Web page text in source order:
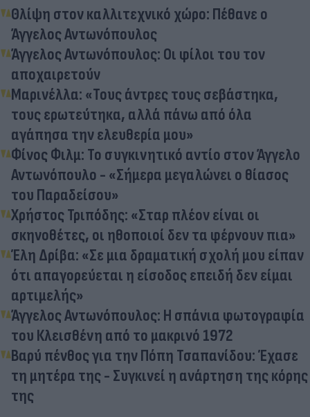
Θλίψη στον καλλιτεχνικό χώρο: Πέθανε ο
Άγγελος Αντωνόπουλος
Άγγελος Αντωνόπουλος: Οι φίλοι του τον
αποχαιρετούν
Μαρινέλλα: «Τους άντρες τους σεβάστηκα,
τους ερωτεύτηκα, αλλά πάνω από όλα
αγάπησα την ελευθερία μου»
Φίνος Φιλμ: Το συγκινητικό αντίο στον Άγγελο
Αντωνόπουλο - «Σήμερα μεγαλώνει ο θίασος
του Παραδείσου»
Χρήστος Τριπόδης: «Σταρ πλέον είναι οι
σκηνοθέτες, οι ηθοποιοί δεν τα φέρνουν πια»
Έλη Δρίβα: «Σε μια δραματική σχολή μου είπαν
ότι απαγορεύεται η είσοδος επειδή δεν είμαι
αρτιμελής»
Άγγελος Αντωνόπουλος: Η σπάνια φωτογραφία
του Κλεισθένη από το μακρινό 1972
Βαρύ πένθος για την Πόπη Τσαπανίδου: Έχασε
τη μητέρα της - Συγκινεί η ανάρτηση της κόρης
της